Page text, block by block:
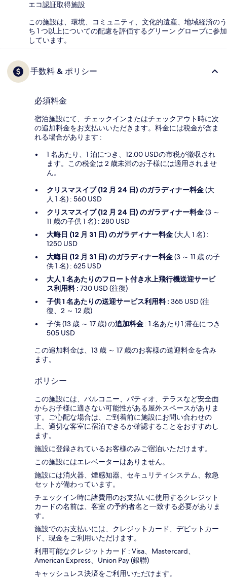
エコ認証取得施設
この施設は、環境、コミュニティ、文化的遺産、地域経済のう
ち 1 つ以上についての配慮を評価するグリーン グローブに参加
しています。
手数料 & ポリシー
必須料金
宿泊施設にて、チェックインまたはチェックアウト時に次
の追加料金をお支払いいただきます。料金には税金が含ま
れる場合があります :
1 名あたり、1 泊につき、12.00 USDの市税が徴収され
ます。この税金は 2 歳未満のお子様には適用されませ
ん。
クリスマスイブ (12 月 24 日) のガラディナー料金(大
人 1 名) : 560 USD
クリスマスイブ (12 月 24 日) のガラディナー料金(3 ～
11 歳の子供 1 名) : 280 USD
大晦日 (12 月 31 日) のガラディナー料金(大人 1 名) :
1250 USD
大晦日 (12 月 31 日) のガラディナー料金(3 ～ 11 歳 の子
供 1 名) : 625 USD
大人 1 名あたりのフロート付き水上飛行機送迎サービ
ス利用料 : 730 USD (往復)
子供 1 名あたりの送迎サービス利用料 : 365 USD (往
復、2 ～ 12 歳)
子供 (13 歳 ～ 17 歳) の追加料金 : 1 名あたり1 滞在につき
505 USD
この追加料金は、13 歳 ～ 17 歳のお客様の送迎料金を含み
ます。
ポリシー
この施設には、バルコニー、パティオ、テラスなど安全面
からお子様に適さない可能性がある屋外スペースがありま
す。ご心配な場合は、ご到着前に施設にお問い合わせの
上、適切な客室に宿泊できるか確認することをおすすめし
ます。
施設に登録されているお客様のみご宿泊いただけます。
この施設にはエレベーターはありません。
施設には消火器、煙感知器、セキュリティシステム、救急
セットが備わっています。
チェックイン時に諸費用のお支払いに使用するクレジット
カードの名前は、客室 の予約者名と一致する必要がありま
す。
施設でのお支払いには、クレジットカード、デビットカー
ド、現金をご利用いただけます。
利用可能なクレジットカード : Visa、Mastercard、
American Express、Union Pay (銀聯)
キャッシュレス決済をご利用いただけます。